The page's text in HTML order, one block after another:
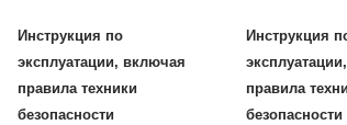
Инструкция по
эксплуатации, включая
правила техники
безопасности
Инструкция
правила
безопасности